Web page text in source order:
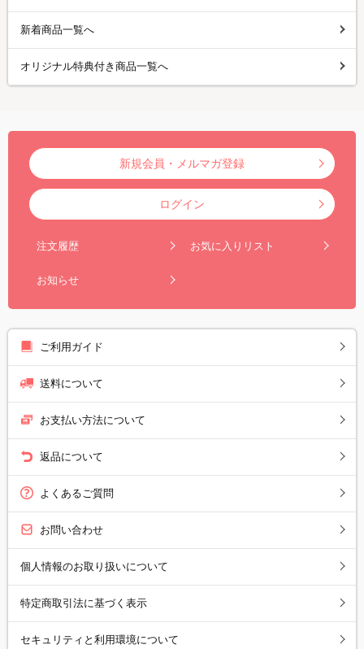
新着商品一覧へ
オリジナル特典付き商品一覧へ
新規会員・メルマガ登録
ログイン
注文履歴 お気に入りリスト
お知らせ
ご利用ガイド
送料について
お支払い方法について
返品について
よくあるご質問
お問い合わせ
個人情報のお取り扱いについて
特定商取引法に基づく表示
セキュリティと利用環境について